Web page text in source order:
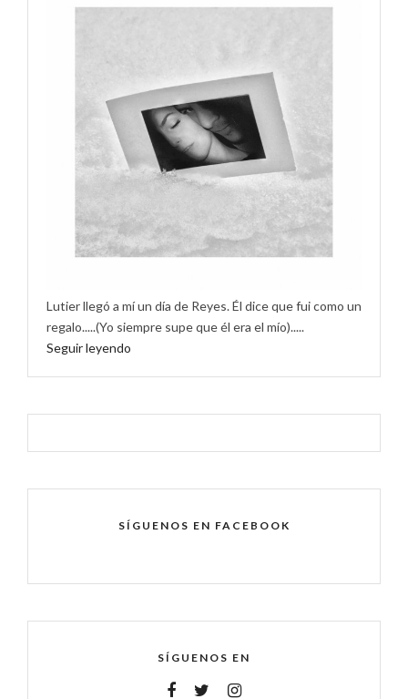
Lutier llegó a mí un día de Reyes. Él dice que fui como un
regalo.....(Yo siempre supe que él era el mío).....
Seguir leyendo
SÍGUENOS EN FACEBOOK
SÍGUENOS EN